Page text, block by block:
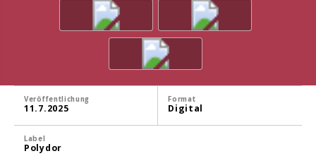
Veröffentlichung
11.7.2025
Format
Digital
Label
Polydor